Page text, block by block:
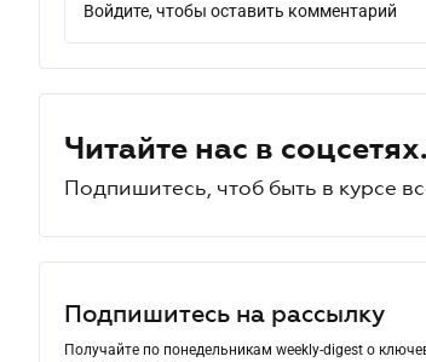
Войдите, чтобы оставить комментарий
Читайте нас в соцсетях.
Подпишитесь, чтоб быть в курсе
Подпишитесь на рассылку
Получайте по понедельникам weekly-digest о